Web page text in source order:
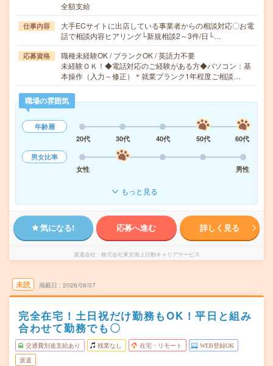
全額支給
仕事内容
大手ECサイトに出店している事業者からの相談対応〇お電
話で相談内容ヒアリング└新規相談2～3件/日└…
応募資格
職種未経験OK / ブランクOK / 英語力不要
未経験ＯＫ！◆電話対応のご経験がある方◆パソコン：基
本操作（入力～修正）＊就業ブランク1年程度ご相談…
職場の雰囲気
年齢層
20代
30代 40代 50代
60代
男女比率
女性
男性
もっと見る
気になる! 応募へ進む 詳しく見る
派遣会社 株式会社東京海上日動キャリアサービス
未読 掲載日 2026/08/07
完全在宅！土日祝だけ勤務もOK！平日と組み
合わせて勤務でも〇
交通費別途支給あり 残業なし 在宅・リモート WEB登録OK
派遣